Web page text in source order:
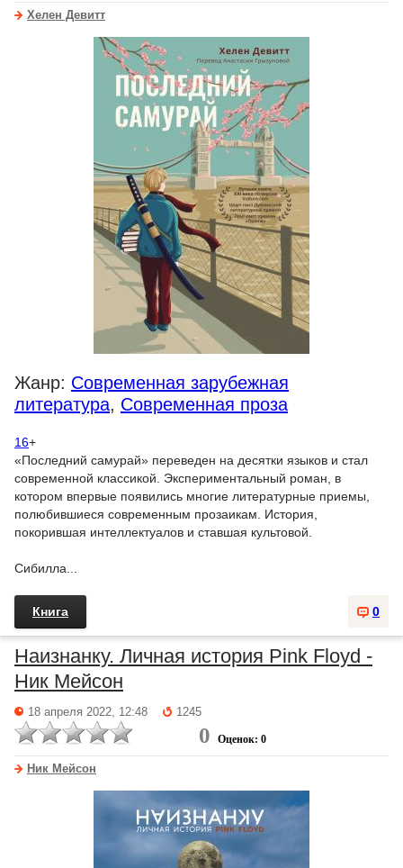
Хелен Девитт
Жанр: Современная зарубежная
литература, Современная проза
16+
«Последний самурай» переведен на десятки языков и стал
современной классикой. Экспериментальный роман, в
котором впервые появились многие литературные приемы,
полюбившиеся современным прозаикам. История,
покорившая интеллектуалов и ставшая культовой.
Сибилла...
0
Книга
Наизнанку. Личная история Pink Floyd -
Ник Мейсон
18 апреля 2022, 12:48 1245
0 Оценок: 0
Ник Мейсон